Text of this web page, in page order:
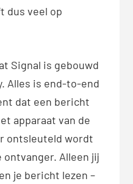
dus veel op
Signal is gebouwd
Alles is end-to-end
dat een bericht
apparaat van de
ontsleuteld wordt
ontvanger. Alleen jij
je bericht lezen –